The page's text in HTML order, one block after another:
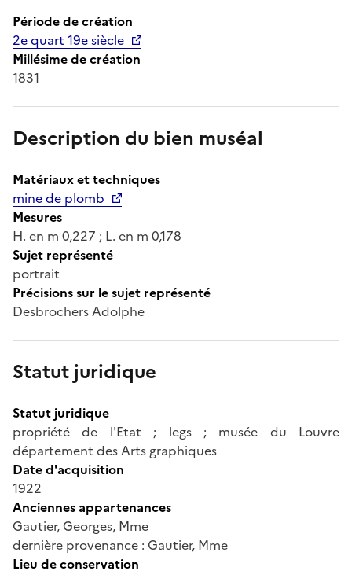
Période de création
2e quart 19e siècle
Millésime de création
1831
Description du bien muséal
Matériaux et techniques
mine de plomb
Mesures
H. en m 0,227 ; L. en m 0,178
Sujet représenté
portrait
Précisions sur le sujet représenté
Desbrochers Adolphe
Statut juridique
Statut juridique
propriété de l'Etat ; legs ; musée du Louvre
département des Arts graphiques
Date d'acquisition
1922
Anciennes appartenances
Gautier, Georges, Mme
dernière provenance : Gautier, Mme
Lieu de conservation